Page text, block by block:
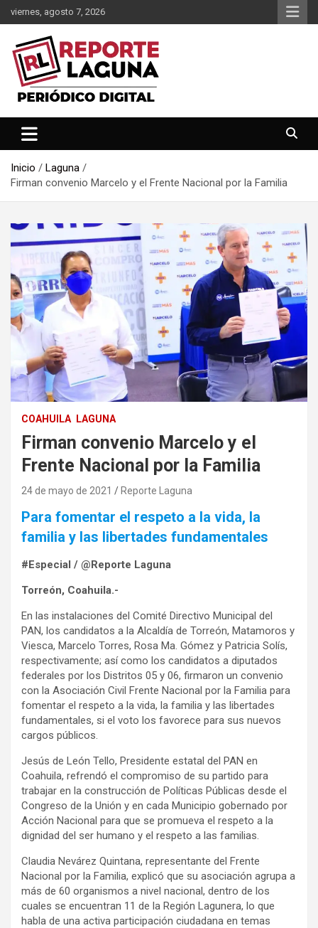
Saltar
al
contenido
viernes, agosto 7, 2026
Reporte Laguna
Inicio
Laguna
Firman convenio Marcelo y el Frente Nacional por la Familia
COAHUILA LAGUNA
Firman convenio Marcelo y el
Frente Nacional por la Familia
24 de mayo de 2021 Reporte Laguna
Para fomentar el respeto a la vida, la
familia y las libertades fundamentales
#Especial / @Reporte Laguna
Torreón, Coahuila.-
En las instalaciones del Comité Directivo Municipal del
PAN, los candidatos a la Alcaldía de Torreón, Matamoros y
Viesca, Marcelo Torres, Rosa Ma. Gómez y Patricia Solís,
respectivamente; así como los candidatos a diputados
federales por los Distritos 05 y 06, firmaron un convenio
con la Asociación Civil Frente Nacional por la Familia para
fomentar el respeto a la vida, la familia y las libertades
fundamentales, si el voto los favorece para sus nuevos
cargos públicos.
Jesús de León Tello, Presidente estatal del PAN en
Coahuila, refrendó el compromiso de su partido para
trabajar en la construcción de Políticas Públicas desde el
Congreso de la Unión y en cada Municipio gobernado por
Acción Nacional para que se promueva el respeto a la
dignidad del ser humano y el respeto a las familias.
Claudia Nevárez Quintana, representante del Frente
Nacional por la Familia, explicó que su asociación agrupa a
más de 60 organismos a nivel nacional, dentro de los
cuales se encuentran 11 de la Región Lagunera, lo que
habla de una activa participación ciudadana en temas